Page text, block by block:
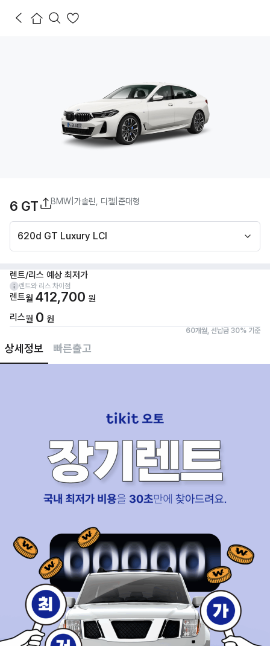
상세정보 빠른출고
6 GT BMW |가솔린, 디젤 |준대형
620d GT Luxury LCI
렌트/리스 예상 최저가
렌트와 리스 차이점
렌트월 412,700 원
리스월 0 원
60개월, 선납금 30% 기준